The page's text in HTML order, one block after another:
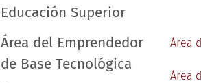
Educación Superior
Área del Emprendedor
de Base Tecnológica
Área
Área